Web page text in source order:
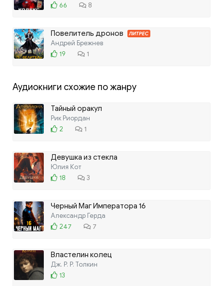
66
8
Повелитель дронов ЛИТРЕС
Андрей Брежнев
19
1
Аудиокниги схожие по жанру
Тайный оракул
Рик Риордан
2
1
Девушка из стекла
Юлия Кот
18
3
Черный Маг Императора 16
Александр Герда
247
7
Властелин колец
Дж. Р. Р. Толкин
13